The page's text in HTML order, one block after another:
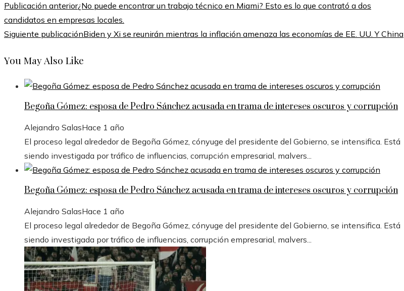
Publicación anterior¿No puede encontrar un trabajo técnico en Miami? Esto es lo que contrató a dos
candidatos en empresas locales.
Siguiente publicaciónBiden y Xi se reunirán mientras la inflación amenaza las economías de EE. UU. Y China
You May Also Like
Begoña Gómez: esposa de Pedro Sánchez acusada en trama de intereses oscuros y corrupción
Alejandro SalasHace 1 año
El proceso legal alrededor de Begoña Gómez, cónyuge del presidente del Gobierno, se intensifica. Está
siendo investigada por tráfico de influencias, corrupción empresarial, malvers...
Begoña Gómez: esposa de Pedro Sánchez acusada en trama de intereses oscuros y corrupción
Alejandro SalasHace 1 año
El proceso legal alrededor de Begoña Gómez, cónyuge del presidente del Gobierno, se intensifica. Está
siendo investigada por tráfico de influencias, corrupción empresarial, malvers...